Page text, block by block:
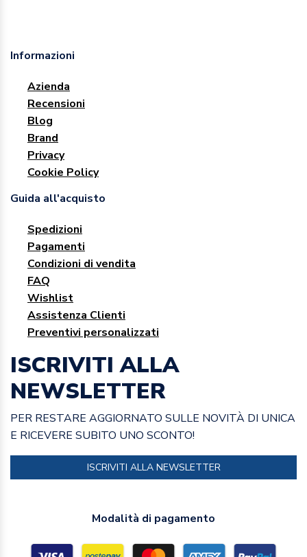
Informazioni
Azienda
Recensioni
Blog
Brand
Privacy
Cookie Policy
Guida all'acquisto
Spedizioni
Pagamenti
Condizioni di vendita
FAQ
Wishlist
Assistenza Clienti
Preventivi personalizzati
ISCRIVITI ALLA
NEWSLETTER
PER RESTARE AGGIORNATO SULLE NOVITÀ DI UNICA
E RICEVERE SUBITO UNO SCONTO!
ISCRIVITI ALLA NEWSLETTER
Modalità di pagamento